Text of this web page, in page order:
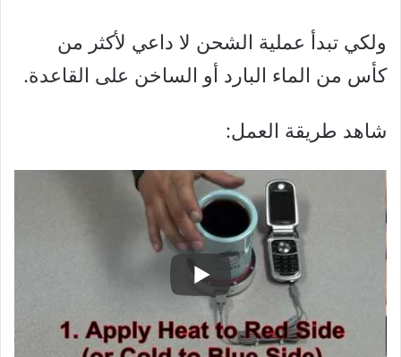
ولكي تبدأ عملية الشحن لا داعي لأكثر من
كأس من الماء البارد أو الساخن على القاعدة.
شاهد طريقة العمل: